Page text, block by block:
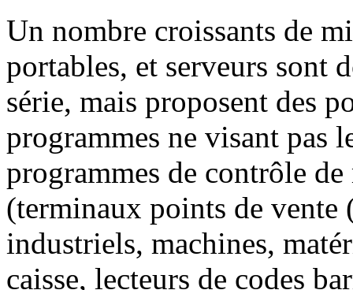
Un nombre croissants de
portables, et serveurs sont
série, mais proposent des
programmes ne visant pas
programmes de contrôle
(terminaux points de vente
industriels, machines,
caisse, lecteurs de codes